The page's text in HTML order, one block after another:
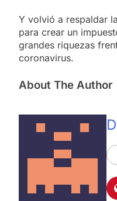
Y volvió a respaldar
para crear un
grandes riquezas
coronavirus.
About The Author